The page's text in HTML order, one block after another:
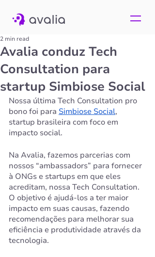
Avalia conduz Tech
Consultation para
startup Simbiose Social
2 min read
Nossa última Tech Consultation pro
bono foi para Simbiose Social,
startup brasileira com foco em
impacto social.
Na Avalia, fazemos parcerias com
nossos “ambassadors” para fornecer
à ONGs e startups em que eles
acreditam, nossa Tech Consultation.
O objetivo é ajudá-los a ter maior
impacto em suas causas, fazendo
recomendações para melhorar sua
eficiência e produtividade através da
tecnologia.